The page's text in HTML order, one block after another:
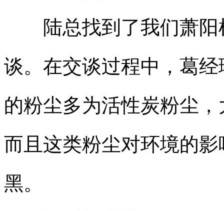
陆总找到了我们萧阳
谈。在交谈过程中，葛
的粉尘多为活性炭粉尘
而且这类粉尘对环境的
黑。